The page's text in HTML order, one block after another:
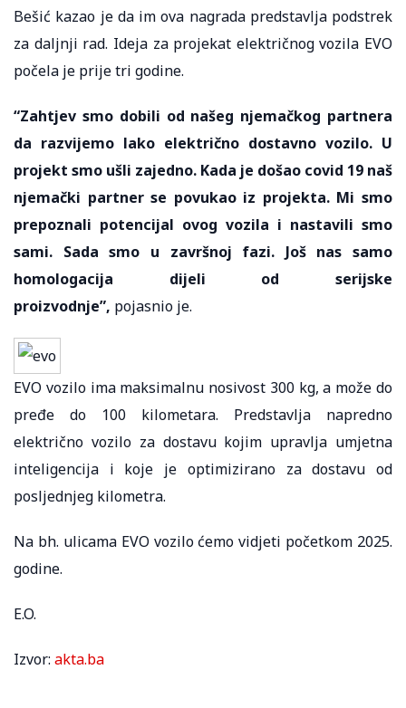
Bešić kazao je da im ova nagrada predstavlja podstrek
za daljnji rad. Ideja za projekat električnog vozila EVO
počela je prije tri godine.
“Zahtjev smo dobili od našeg njemačkog partnera
da razvijemo lako električno dostavno vozilo. U
projekt smo ušli zajedno. Kada je došao covid 19 naš
njemački partner se povukao iz projekta. Mi smo
prepoznali potencijal ovog vozila i nastavili smo
sami. Sada smo u završnoj fazi. Još nas samo
homologacija dijeli od serijske
proizvodnje”, pojasnio je.
EVO vozilo ima maksimalnu nosivost 300 kg, a može do
pređe do 100 kilometara. Predstavlja napredno
električno vozilo za dostavu kojim upravlja umjetna
inteligencija i koje je optimizirano za dostavu od
posljednjeg kilometra.
Na bh. ulicama EVO vozilo ćemo vidjeti početkom 2025.
godine.
E.O.
Izvor: akta.ba